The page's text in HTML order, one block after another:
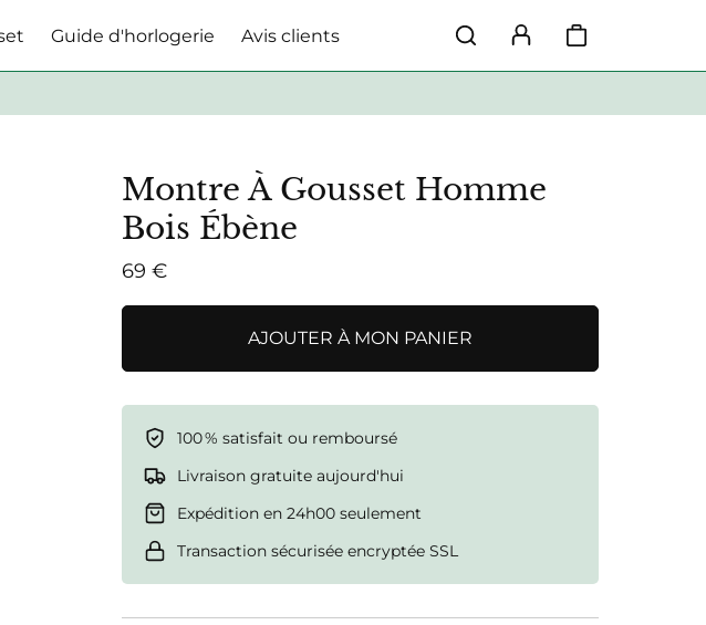
Guide d'horlogerie Avis clients
Montre À Gousset Homme
Bois Ébène
69 €
AJOUTER À MON PANIER
100 % satisfait ou remboursé
Livraison gratuite aujourd'hui
Expédition en 24h00 seulement
Transaction sécurisée encryptée SSL